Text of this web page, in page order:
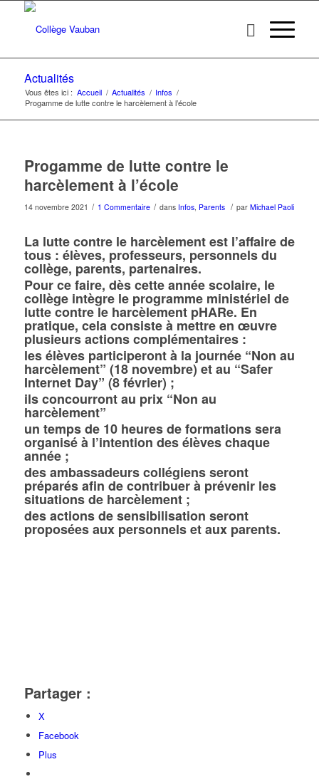
Actualités
Vous êtes ici : Accueil / Actualités / Infos /
Progamme de lutte contre le harcèlement à l’école
Progamme de lutte contre le
harcèlement à l’école
14 novembre 2021 / 1 Commentaire / dans Infos, Parents / par Michael Paoli
La lutte contre le harcèlement est l’affaire de
tous : élèves, professeurs, personnels du
collège, parents, partenaires.
Pour ce faire, dès cette année scolaire, le
collège intègre le programme ministériel de
lutte contre le harcèlement pHARe. En
pratique, cela consiste à mettre en œuvre
plusieurs actions complémentaires :
les élèves participeront à la journée “Non au
harcèlement” (18 novembre) et au “Safer
Internet Day” (8 février) ;
ils concourront au prix “Non au
harcèlement”
un temps de 10 heures de formations sera
organisé à l’intention des élèves chaque
année ;
des ambassadeurs collégiens seront
préparés afin de contribuer à prévenir les
situations de harcèlement ;
des actions de sensibilisation seront
proposées aux personnels et aux parents.
Partager :
X
Facebook
Plus